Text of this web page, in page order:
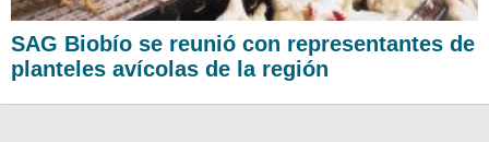
SAG Biobío se reunió con representantes de
planteles avícolas de la región